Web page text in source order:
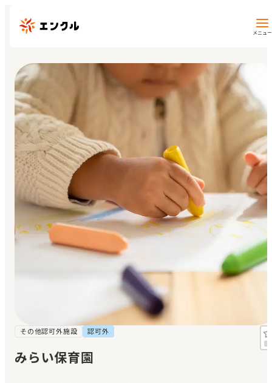
メニュー
保育園・幼稚園を探す
地図から探す
地域から探す
マイページ
閲覧履歴
お気に入り
メッセージ
おすすめの園
その他認可外施設 認可外
みらい保育園